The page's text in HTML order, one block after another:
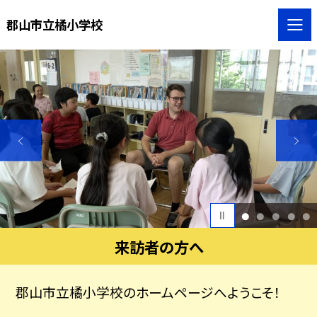
郡山市立橘小学校
1 2 3 4 5
来訪者の方へ
郡山市立橘小学校のホームページへようこそ！